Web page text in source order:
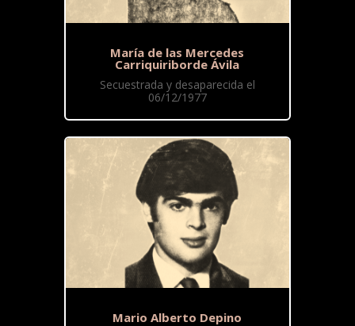
María de las Mercedes
Carriquiriborde Ávila
Secuestrada y desaparecida el
06/12/1977
Mario Alberto Depino